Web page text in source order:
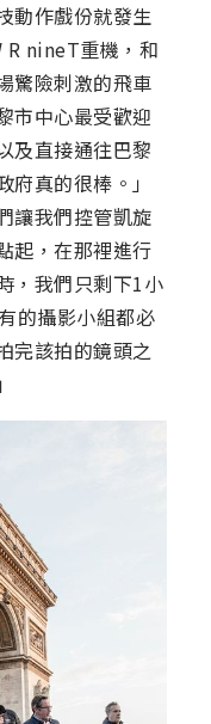
動作戲份就發生
R nineT重機，和
驚險刺激的飛車
市中心最受歡迎
及直接通往巴黎
真的很棒。」
讓我們控管凱旋
起，在那裡進行
，我們只剩下1小
的攝影小組都必
完該拍的鏡頭之